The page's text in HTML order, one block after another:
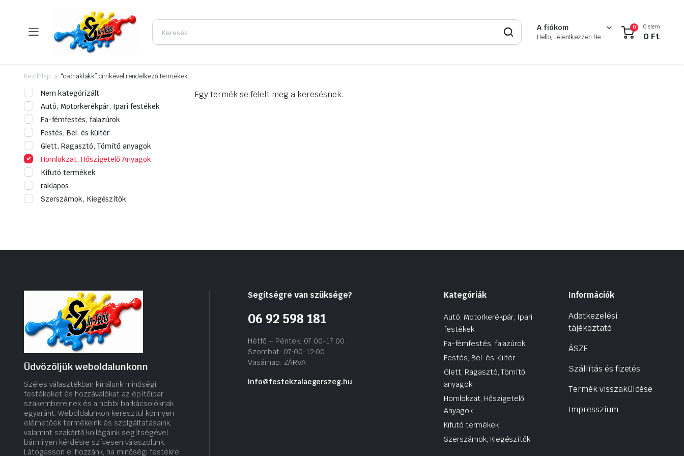
A fiókom
Hello, Jelentkezzen Be
0 0 elem
0 Ft
Kezdőlap “csónaklakk” címkével rendelkező termékek
Egy termék se felelt meg a keresésnek.
Nem kategórizált
Autó, Motorkerékpár, Ipari festékek
Fa-fémfestés, falazúrok
Festés, Bel. és kültér
Glett, Ragasztó, Tömítő anyagok
Homlokzat, Hőszigetelő Anyagok
Kifutó termékek
raklapos
Szerszámok, Kiegészítők
Üdvözöljük weboldalunkonn
Széles választékban kínálunk minőségi
festékeket és hozzávalókat az építőipar
szakembereinek és a hobbi barkácsolóknak
egyaránt. Weboldalunkon keresztül könnyen
elérhetőek termékeink és szolgáltatásaink,
valamint szakértő kollégáink segítségével
bármilyen kérdésre szívesen válaszolunk.
Látogasson el hozzánk, ha minőségi festékre
Segítségre van szüksége?
06 92 598 181
Hétfő – Péntek: 07:00-17:00
Szombat: 07:00-12:00
Vasárnap: ZÁRVA
info@festekzalaegerszeg.hu
Kategóriák
Autó, Motorkerékpár, Ipari
festékek
Fa-fémfestés, falazúrok
Festés, Bel. és kültér
Glett, Ragasztó, Tömítő
anyagok
Homlokzat, Hőszigetelő
Anyagok
Kifutó termékek
Szerszámok, Kiegészítők
Információk
Adatkezelési
tájékoztató
ÁSZF
Szállítás és fizetés
Termék visszaküldése
Impresszium